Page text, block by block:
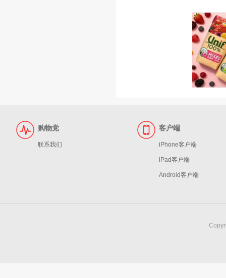
购物党
联系我们
客户端
iPhone客户端
iPad客户端
Android客户端